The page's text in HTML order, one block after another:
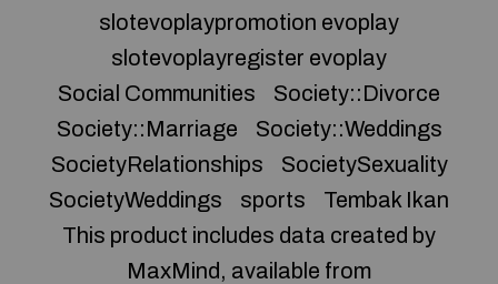
slotevoplaypromotion evoplay
slotevoplayregister evoplay
Social Communities
Society::Divorce
Society::Marriage
Society::Weddings
SocietyRelationships
SocietySexuality
SocietyWeddings
sports
Tembak Ikan
This product includes data created by
MaxMind, available from